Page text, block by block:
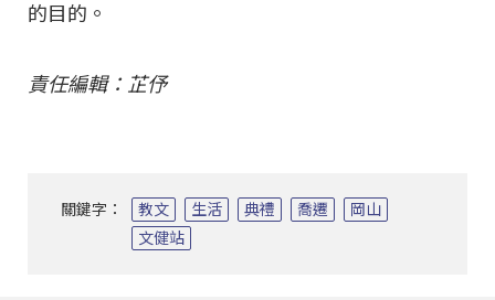
的目的。
責任編輯：芷伃
關鍵字： 教文 生活 典禮 喬遷
岡山
文健站